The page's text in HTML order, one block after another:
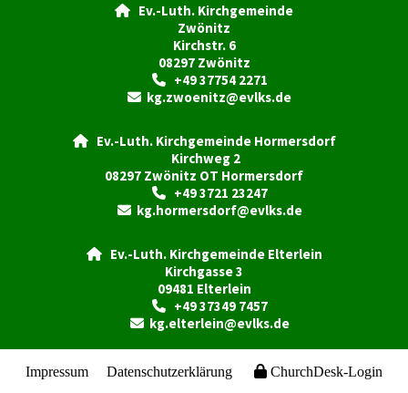

Ev.-Luth. Kirchgemeinde
Zwönitz
Kirchstr. 6
08297 Zwönitz
+49 37754 2271
 kg.zwoenitz@evlks.de
Ev.-Luth. Kirchgemeinde Hormersdorf
Kirchweg 2
08297 Zwönitz OT Hormersdorf
+49 3721 23247
 kg.hormersdorf@evlks.de
Ev.-Luth. Kirchgemeinde Elterlein
Kirchgasse 3
09481 Elterlein
+49 37349 7457
 kg.elterlein@evlks.de
Impressum Datenschutzerklärung ChurchDesk-Login